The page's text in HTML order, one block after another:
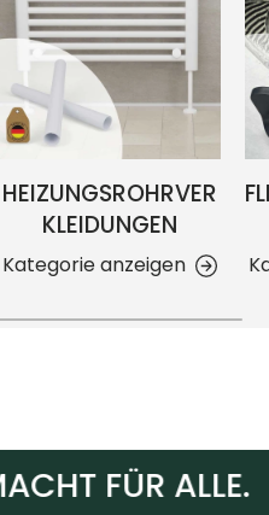
HEIZUNGSROHRVER
KLEIDUNGEN
Kategorie anzeigen
FÜR ALLE.